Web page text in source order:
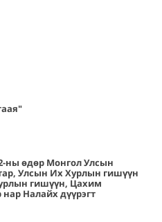
ны өдөр Монгол Улсын
Улсын Их Хурлын гишүүн
гишүүн, Цахим
Налайх дүүрэгт